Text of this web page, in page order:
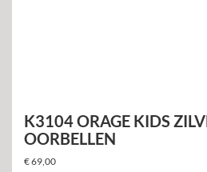
K3104 ORAGE KIDS
OORBELLEN
€ 69,00